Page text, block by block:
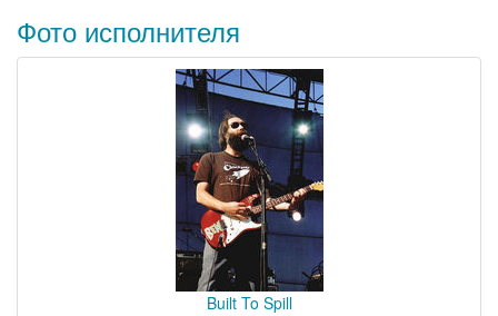
Фото исполнителя
Built To Spill